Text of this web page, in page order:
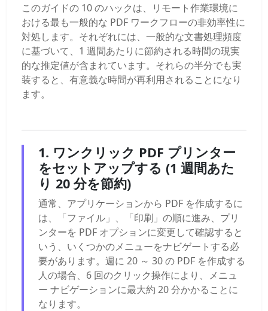
このガイドの 10 のハックは、リモート作業環境に
おける最も一般的な PDF ワークフローの非効率性に
対処します。それぞれには、一般的な文書処理頻度
に基づいて、1 週間あたりに節約される時間の現実
的な推定値が含まれています。それらの半分でも実
装すると、有意義な時間が再利用されることになり
ます。
1. ワンクリック PDF プリンター
をセットアップする (1 週間あた
り 20 分を節約)
通常、アプリケーションから PDF を作成するに
は、「ファイル」、「印刷」の順に進み、プリ
ンターを PDF オプションに変更して確認すると
いう、いくつかのメニューをナビゲートする必
要があります。週に 20 ～ 30 の PDF を作成する
人の場合、6 回のクリック操作により、メニュ
ー ナビゲーションに最大約 20 分かかることに
なります。